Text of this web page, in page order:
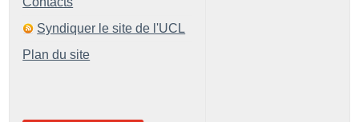
Syndiquer le site de l'UCL
Plan du site